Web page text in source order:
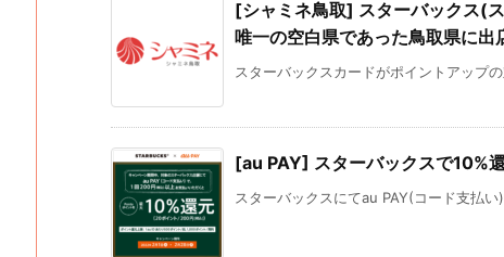
[シャミネ鳥取] スターバックス(
唯一の空白県であった鳥取県に
スターバックスカードがポイントアップ
[au PAY] スターバックスで10%
スターバックスにてau PAY(コード支払